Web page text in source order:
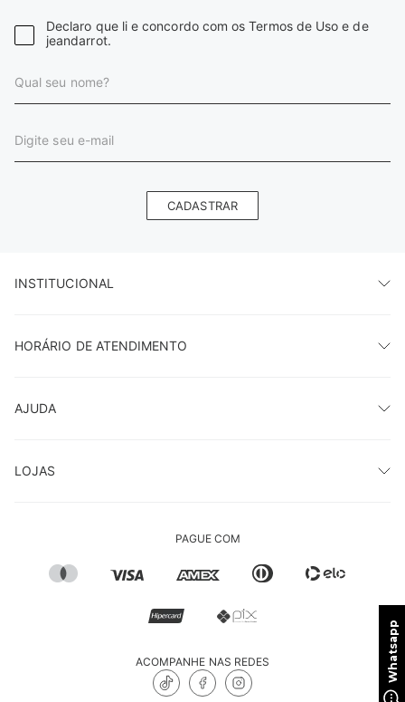
Declaro que li e concordo com os Termos de Uso e de
jeandarrot.
CADASTRAR
INSTITUCIONAL
HORÁRIO DE ATENDIMENTO
AJUDA
LOJAS
PAGUE COM
ACOMPANHE NAS REDES